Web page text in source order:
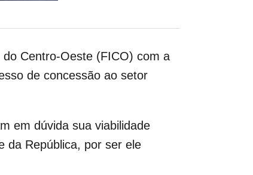
Centro-Oeste (FICO) com a
de concessão ao setor
em dúvida sua viabilidade
da República, por ser ele